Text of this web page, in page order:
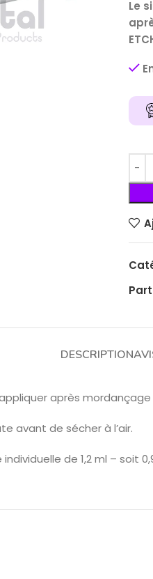
Le
DESCRIPTION
après mordançage
avant de sécher à l’air.
de 1,2 ml – soit